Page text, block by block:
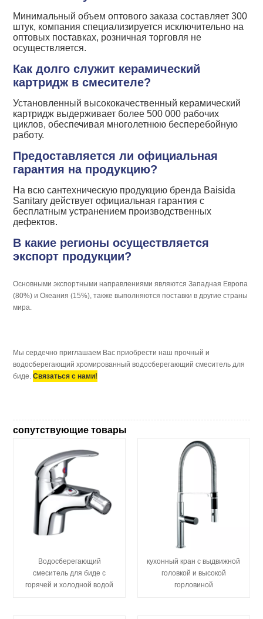
Минимальный объем оптового заказа составляет 300
штук, компания специализируется исключительно на
оптовых поставках, розничная торговля не
осуществляется.
Как долго служит керамический
картридж в смесителе?
Установленный высококачественный керамический
картридж выдерживает более 500 000 рабочих
циклов, обеспечивая многолетнюю бесперебойную
работу.
Предоставляется ли официальная
гарантия на продукцию?
На всю сантехническую продукцию бренда Baisida
Sanitary действует официальная гарантия с
бесплатным устранением производственных
дефектов.
В какие регионы осуществляется
экспорт продукции?
Основными экспортными направлениями являются Западная Европа
(80%) и Океания (15%), также выполняются поставки в другие страны
мира.
Мы сердечно приглашаем Вас приобрести наш прочный и
водосберегающий хромированный водосберегающий смеситель для
биде.Связаться с нами!
сопутствующие товары
Водосберегающий
смеситель для биде с
горячей и холодной водой
кухонный кран с выдвижной
головкой и высокой
горловиной